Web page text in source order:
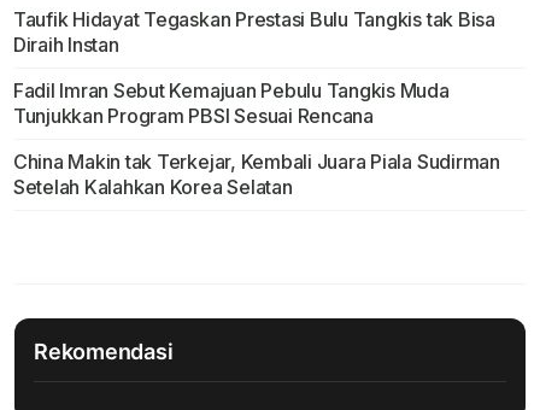
Taufik Hidayat Tegaskan Prestasi Bulu Tangkis tak Bisa
Diraih Instan
Fadil Imran Sebut Kemajuan Pebulu Tangkis Muda
Tunjukkan Program PBSI Sesuai Rencana
China Makin tak Terkejar, Kembali Juara Piala Sudirman
Setelah Kalahkan Korea Selatan
Rekomendasi